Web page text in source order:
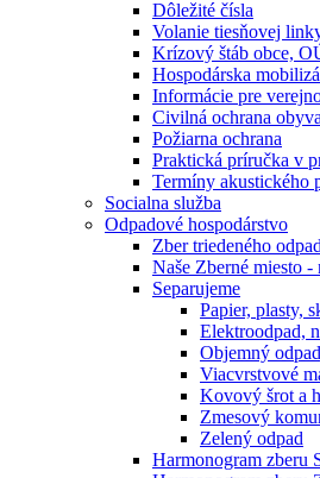
Dôležité čísla
Volanie tiesňovej
Krízový štáb obce,
Hospodárska
Informácie pre
Civilná ochrana
Požiarna ochrana
Praktická príručka v
Termíny akustického
Socialna služba
Odpadové hospodárstvo
Zber triedeného
Naše Zberné miesto -
Separujeme
Papier, plasty,
Elektroodpad,
Objemný
Viacvrstvové
Kovový šrot a
Zmesový
Zelený odpad
Harmonogram zberu